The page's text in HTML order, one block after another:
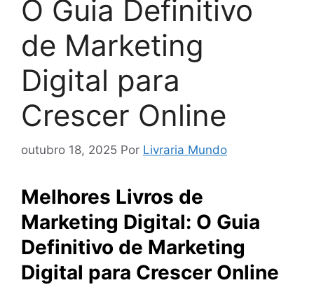
O Guia Definitivo
de Marketing
Digital para
Crescer Online
outubro 18, 2025 Por Livraria Mundo
Melhores Livros de
Marketing Digital: O Guia
Definitivo de Marketing
Digital para Crescer Online